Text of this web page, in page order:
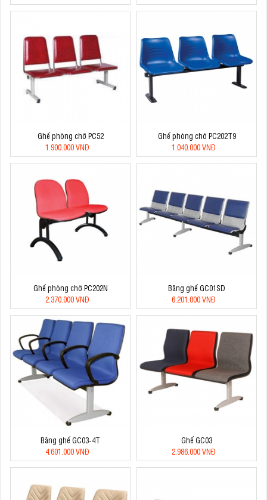
Ghế phòng chờ PC52
1.900.000 VNĐ
Ghế phòng chờ PC202T9
1.040.000 VNĐ
Ghế phòng chờ PC202N
2.370.000 VNĐ
Băng ghế GC01SD
6.201.000 VNĐ
Băng ghế GC03-4T
4.601.000 VNĐ
Ghế GC03
2.986.000 VNĐ